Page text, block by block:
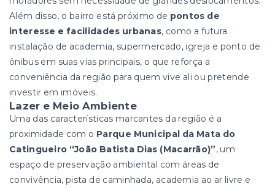
Além disso, o bairro está próximo de pontos de
interesse e facilidades urbanas, como a futura
instalação de academia, supermercado, igreja e ponto de
ônibus em suas vias principais, o que reforça a
conveniência da região para quem vive ali ou pretende
investir em imóveis.
Lazer e Meio Ambiente
Uma das características marcantes da região é a
proximidade com o Parque Municipal da Mata do
Catingueiro “João Batista Dias (Macarrão)”, um
espaço de preservação ambiental com áreas de
convivência, pista de caminhada, academia ao ar livre e